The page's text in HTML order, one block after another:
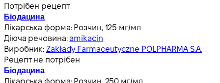
Потрібен рецепт
Біодацина
Лікарська форма: Розчин, 125 мг/мл
Діюча речовина:amikacin
Виробник: Zakłady Farmaceutyczne POLPHARMA S.A.
Рецепт не потрібен
Біодацина
Лікарська форма: Розчин, 250 мг/мл